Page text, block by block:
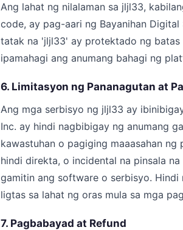
Ang lahat ng nilalaman sa jljl33,
code, ay pag-aari ng Bayanihan
tatak na 'jljl33' ay protektado ng batas
ipamahagi ang anumang bahagi ng
6. Limitasyon ng Pananagutan at
Ang mga serbisyo ng jljl33 ay
Inc. ay hindi nagbibigay ng anumang
kawastuhan o pagiging maaasahan
hindi direkta, o incidental na pinsala
gamitin ang software o serbisyo.
ligtas sa lahat ng oras mula sa mga
7. Pagbabayad at Refund